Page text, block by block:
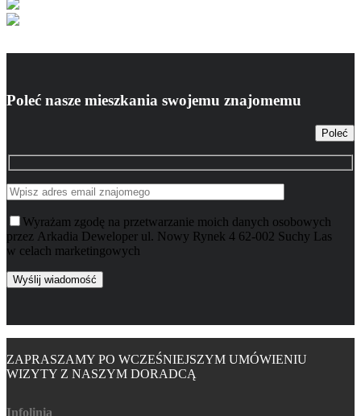
Poleć nasze mieszkania swojemu znajomemu
Poleć
Wyrażam zgodę na przetwarzanie moich danych osobowych
przez Arkadia Deweloper ul. Nowy Rynek 4 62-002 Suchy Las
w celach marketingowych
ZAPRASZAMY PO WCZEŚNIEJSZYM UMÓWIENIU
WIZYTY Z NASZYM DORADCĄ
Infolinia